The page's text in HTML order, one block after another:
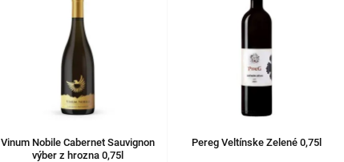
Vinum Nobile Cabernet Sauvignon
výber z hrozna 0,75l
Pereg Veltínske Zelené 0,75l